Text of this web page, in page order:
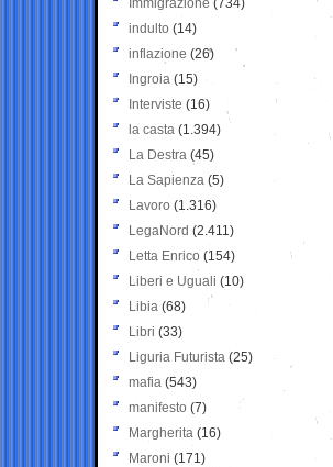
Immigrazione (734)
indulto (14)
inflazione (26)
Ingroia (15)
Interviste (16)
la casta (1.394)
La Destra (45)
La Sapienza (5)
Lavoro (1.316)
LegaNord (2.411)
Letta Enrico (154)
Liberi e Uguali (10)
Libia (68)
Libri (33)
Liguria Futurista (25)
mafia (543)
manifesto (7)
Margherita (16)
Maroni (171)